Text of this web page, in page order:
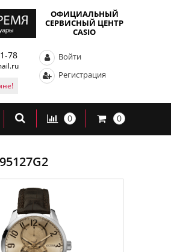
ОФИЦИАЛЬНЫЙ
СЕРВИСНЫЙ ЦЕНТР
CASIO
78
Войти
Регистрация
0 0